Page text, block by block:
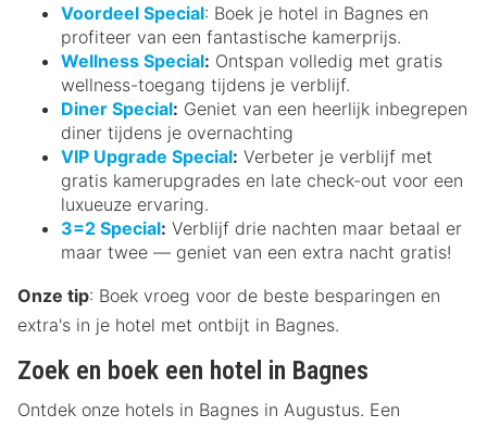
Voordeel Special: Boek je hotel in Bagnes en
profiteer van een fantastische kamerprijs.
Wellness Special: Ontspan volledig met gratis
wellness-toegang tijdens je verblijf.
Diner Special: Geniet van een heerlijk inbegrepen
diner tijdens je overnachting
VIP Upgrade Special: Verbeter je verblijf met
gratis kamerupgrades en late check-out voor een
luxueuze ervaring.
3=2 Special: Verblijf drie nachten maar betaal er
maar twee — geniet van een extra nacht gratis!
Onze tip: Boek vroeg voor de beste besparingen en
extra's in je hotel met ontbijt in Bagnes.
Zoek en boek een hotel in Bagnes
Ontdek onze hotels in Bagnes in Augustus. Een